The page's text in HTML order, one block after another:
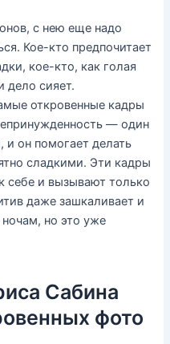
с нею еще надо
Кое-кто предпочитает
кое-кто, как голая
дело сияет.
откровенные кадры
— один
и он помогает делать
сладкими. Эти кадры
себе и вызывают только
даже зашкаливает и
ночам, но это уже
Сабина
фото